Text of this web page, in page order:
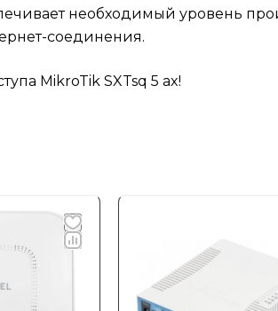
необходимый уровень
соединения.
MikroTik SXTsq 5 ax!